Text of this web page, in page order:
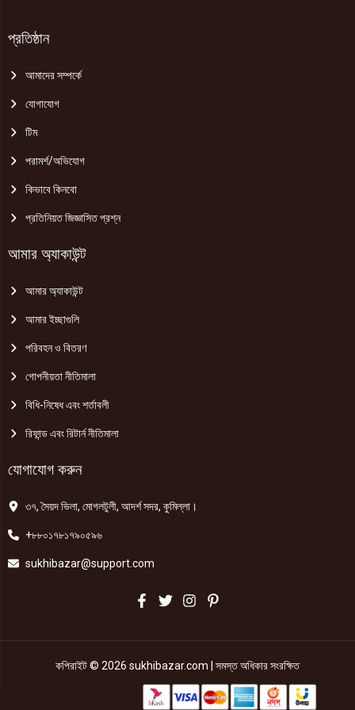
প্রতিষ্ঠান
আমাদের সম্পর্কে
যোগাযোগ
টিম
পরামর্শ/অভিযোগ
কিভাবে কিনবো
প্রতিনিয়ত জিজ্ঞাসিত প্রশ্ন
আমার অ্যাকাউন্ট
আমার অ্যাকাউন্ট
আমার ইচ্ছাগুলি
পরিবহন ও বিতরণ
গোপনীয়তা নীতিমালা
বিধি-নিষেধ এবং শর্তাবলী
রিফান্ড এবং রিটার্ন নীতিমালা
যোগাযোগ করুন
৩৭, সৈয়দ ভিলা, মোগলটুলী, আদর্শ সদর, কুমিল্লা।
+৮৮০১৭৮১৭৯০৫৯৬
sukhibazar@support.com
কপিরাইট © 2026 sukhibazar.com | সমস্ত অধিকার সংরক্ষিত